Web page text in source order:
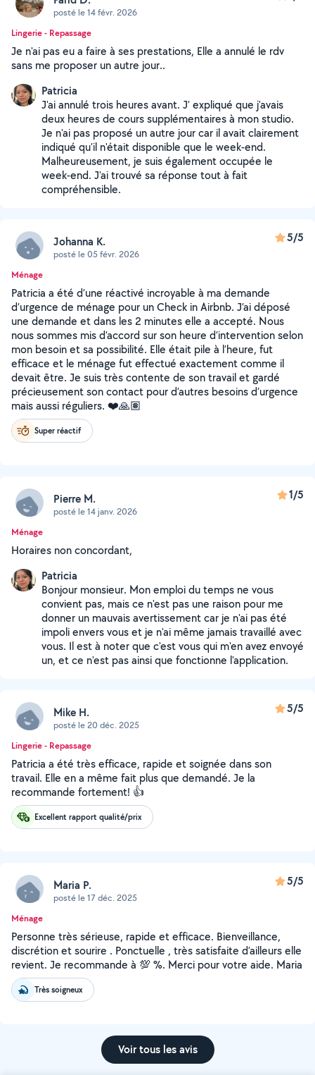
posté le 14 févr. 2026
Lingerie - Repassage
Je n'ai pas eu a faire à ses prestations, Elle a annulé le rdv
sans me proposer un autre jour..
Patricia
J'ai annulé trois heures avant. J’ expliqué que j'avais
deux heures de cours supplémentaires à mon studio.
Je n'ai pas proposé un autre jour car il avait clairement
indiqué qu'il n'était disponible que le week-end.
Malheureusement, je suis également occupée le
week-end. J'ai trouvé sa réponse tout à fait
compréhensible.
Johanna K.
posté le 05 févr. 2026
5/5
Ménage
Patricia a été d’une réactivé incroyable à ma demande
d’urgence de ménage pour un Check in Airbnb. J’ai déposé
une demande et dans les 2 minutes elle a accepté. Nous
nous sommes mis d’accord sur son heure d’intervention selon
mon besoin et sa possibilité. Elle était pile à l’heure, fut
efficace et le ménage fut effectué exactement comme il
devait être. Je suis très contente de son travail et gardé
précieusement son contact pour d’autres besoins d’urgence
mais aussi réguliers. ❤️🙏🏽
Super réactif
Pierre M.
posté le 14 janv. 2026
1/5
Ménage
Horaires non concordant,
Patricia
Bonjour monsieur. Mon emploi du temps ne vous
convient pas, mais ce n'est pas une raison pour me
donner un mauvais avertissement car je n'ai pas été
impoli envers vous et je n'ai même jamais travaillé avec
vous. Il est à noter que c'est vous qui m'en avez envoyé
un, et ce n'est pas ainsi que fonctionne l'application.
Mike H.
posté le 20 déc. 2025
5/5
Lingerie - Repassage
Patricia a été très efficace, rapide et soignée dans son
travail. Elle en a même fait plus que demandé. Je la
recommande fortement! 👍
Excellent rapport qualité/prix
Maria P.
posté le 17 déc. 2025
5/5
Ménage
Personne très sérieuse, rapide et efficace. Bienveillance,
discrétion et sourire . Ponctuelle , très satisfaite d’ailleurs elle
revient. Je recommande à 💯 %. Merci pour votre aide. Maria
Très soigneux
Voir tous les avis